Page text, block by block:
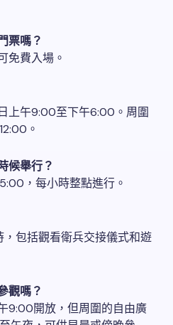
票嗎？
免費入場。
上午9:00至下午6:00。周圍
。
候舉行？
，每小時整點進行。
包括觀看衛兵交接儀式和遊
觀嗎？
9:00開放，但周圍的自由廣